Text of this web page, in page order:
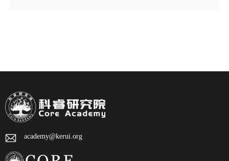
academy@kerui.org